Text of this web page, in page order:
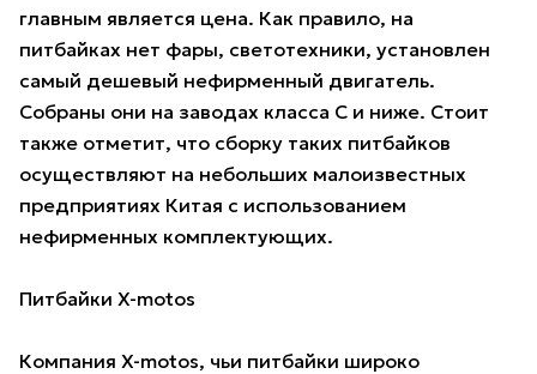
главным является цена. Как правило, на
питбайках нет фары, светотехники, установлен
самый дешевый нефирменный двигатель.
Собраны они на заводах класса С и ниже. Стоит
также отметит, что сборку таких питбайков
осуществляют на небольших малоизвестных
предприятиях Китая с использованием
нефирменных комплектующих.
Питбайки X-motos
Компания X-motos, чьи питбайки широко